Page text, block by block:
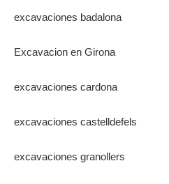
excavaciones badalona
Excavacion en Girona
excavaciones cardona
excavaciones castelldefels
excavaciones granollers